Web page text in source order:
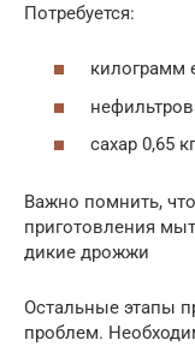
Потребуется:
килограмм
сахар 0,65
Важно помнить,
приготовления
дикие дрожжи
Остальные этапы
проблем.